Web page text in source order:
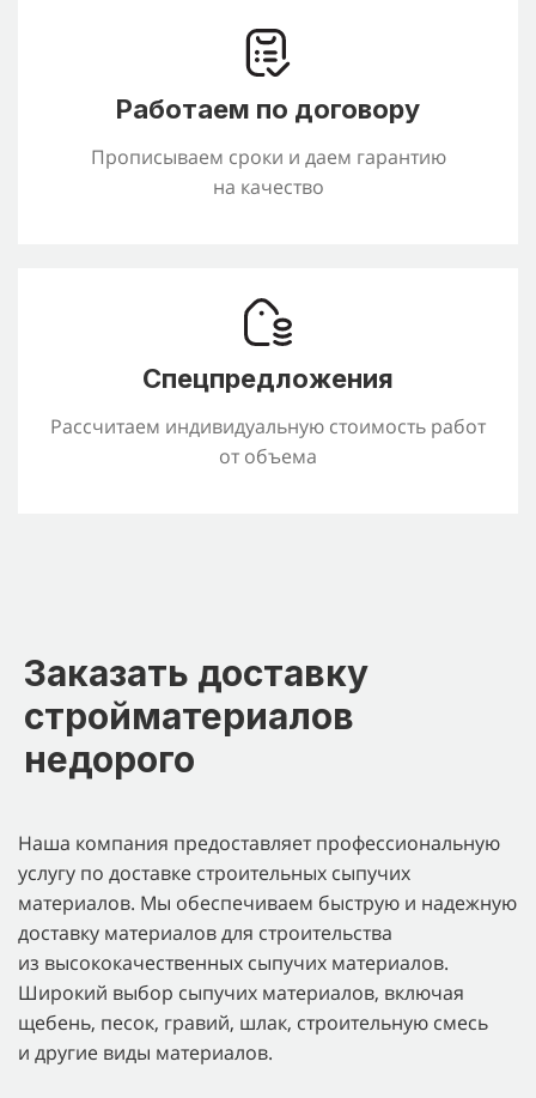
Работаем по договору
Прописываем сроки и даем гарантию
на качество
Спецпредложения
Рассчитаем индивидуальную стоимость работ
от объема
Заказать доставку
стройматериалов
недорого
Наша компания предоставляет профессиональную
услугу по доставке строительных сыпучих
материалов. Мы обеспечиваем быструю и надежную
доставку материалов для строительства
из высококачественных сыпучих материалов.
Широкий выбор сыпучих материалов, включая
щебень, песок, гравий, шлак, строительную смесь
и другие виды материалов.